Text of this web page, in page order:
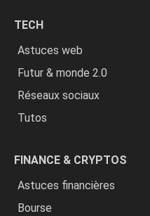
TECH
Astuces web
Futur & monde 2.0
Réseaux sociaux
Tutos
FINANCE & CRYPTOS
Astuces financières
Bourse